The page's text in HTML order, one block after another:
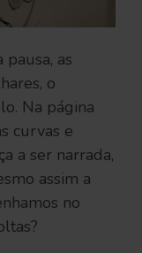
as
o
Na página
curvas e
a ser narrada,
assim a
no